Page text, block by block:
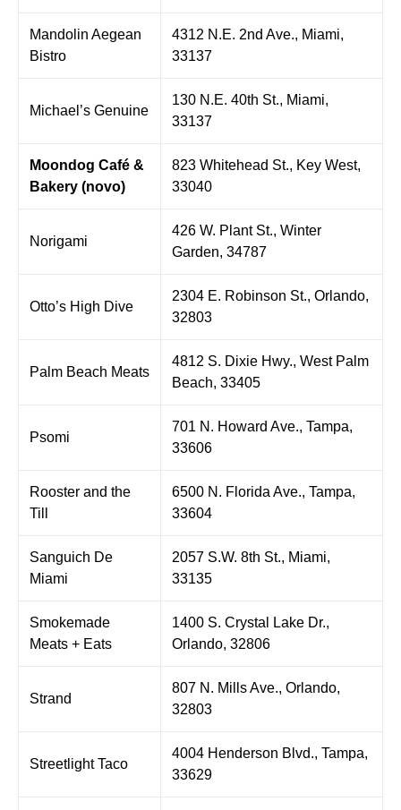
Mandolin Aegean
Bistro
4312 N.E. 2nd Ave., Miami,
33137
Michael’s Genuine
130 N.E. 40th St., Miami,
33137
Moondog Café &
Bakery (novo)
823 Whitehead St., Key West,
33040
Norigami
426 W. Plant St., Winter
Garden, 34787
Otto’s High Dive
2304 E. Robinson St., Orlando,
32803
Palm Beach Meats
4812 S. Dixie Hwy., West Palm
Beach, 33405
Psomi
701 N. Howard Ave., Tampa,
33606
Rooster and the
Till
6500 N. Florida Ave., Tampa,
33604
Sanguich De
Miami
2057 S.W. 8th St., Miami,
33135
Smokemade
Meats + Eats
1400 S. Crystal Lake Dr.,
Orlando, 32806
Strand
807 N. Mills Ave., Orlando,
32803
Streetlight Taco
4004 Henderson Blvd., Tampa,
33629